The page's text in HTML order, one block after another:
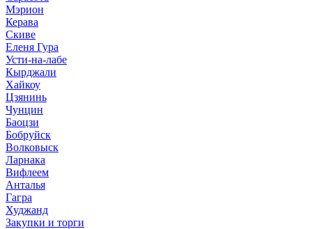
Мэрион
Керава
Скиве
Еленя Гура
Усти-на-лабе
Кырджали
Хайкоу
Цзянинь
Чунцин
Баоцзи
Бобруйск
Волковыск
Ларнака
Вифлеем
Анталья
Гагра
Худжанд
Закупки и торги